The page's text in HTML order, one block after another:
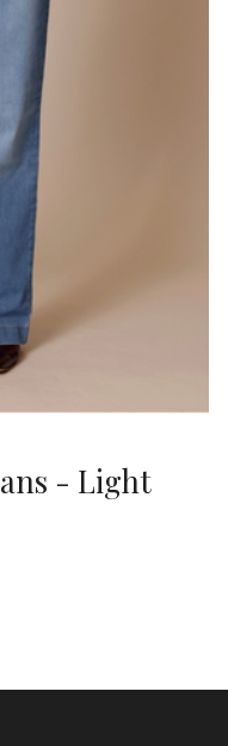
- Light